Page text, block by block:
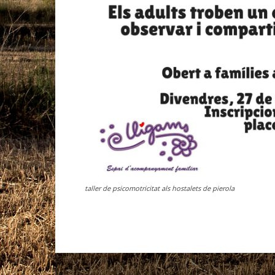
taller de psicomotricitat als hostalets de pierola